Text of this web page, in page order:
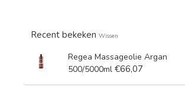
Recent bekeken Wissen
Regea Massageolie Argan
500/5000ml €66,07